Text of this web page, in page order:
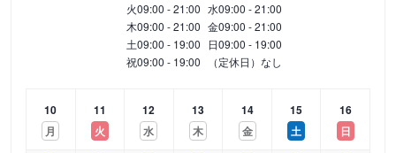
火09:00 - 21:00 水09:00 - 21:00
木09:00 - 21:00 金09:00 - 21:00
土09:00 - 19:00 日09:00 - 19:00
祝09:00 - 19:00 （定休日）なし
10
月
11
火
12
水
13
木
14
金
15
土
16
日